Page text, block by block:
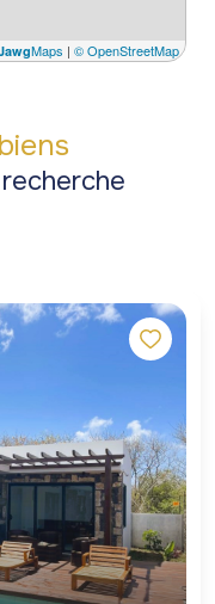
Maps | © OpenStreetMap